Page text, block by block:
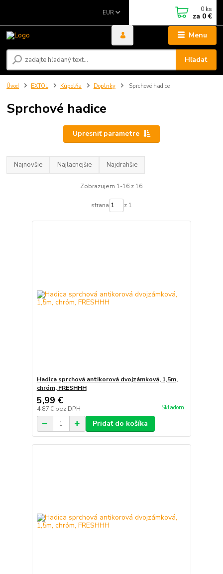
Menu
EUR
Hľadať
0 ks
za 0 €
Úvod EXTOL Kúpelňa Doplnky Sprchové hadice
Sprchové hadice
Upresniť parametre
Najnovšie Najlacnejšie Najdrahšie
Zobrazujem 1-16 z 16
strana z 1
Hadica sprchová antikorová dvojzámková, 1,5m,
chróm, FRESHHH
5,99 €
4,87 € bez DPH Skladom
Pridať do košíka